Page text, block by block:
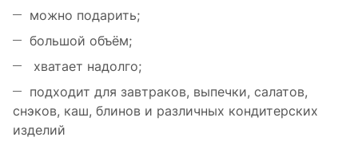
можно подарить;
большой объём;
хватает надолго;
подходит для завтраков, выпечки, салатов,
снэков, каш, блинов и различных кондитерских
изделий